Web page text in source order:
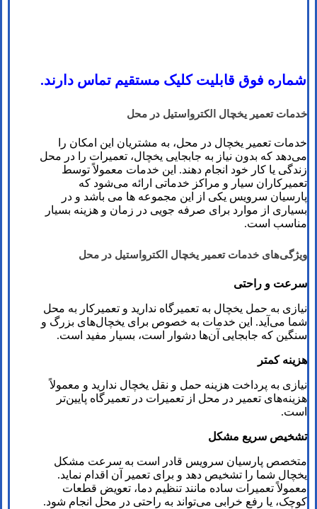
شماره فوق قابلیت کلیک مستقیم تماس دارند.
خدمات تعمیر یخچال الکترواستیل در محل
خدمات تعمیر یخچال در محل، به مشتریان این امکان را
می‌دهد که بدون نیاز به جابجایی یخچال، تعمیرات را در محل
زندگی یا کار خود انجام دهند. این خدمات معمولاً توسط
تعمیرکاران سیار و مراکز خدماتی ارائه می‌شود که
پارسیان سرویس یکی از این مجموعه ها می باشد و در
بسیاری از موارد برای صرفه‌ جویی در زمان و هزینه بسیار
مناسب است.
ویژگی‌های خدمات تعمیر یخچال الکترواستیل در محل
سرعت و راحتی
نیازی به حمل یخچال به تعمیرگاه ندارید و تعمیرکار به محل
شما می‌آید. این خدمات به خصوص برای یخچال‌های بزرگ و
سنگین که جابجایی آن‌ها دشوار است، بسیار مفید است.
هزینه کمتر
نیازی به پرداخت هزینه‌ حمل و نقل یخچال ندارید و معمولاً
هزینه‌های تعمیر در محل از تعمیرات در تعمیرگاه پایین‌تر
است.
تشخیص سریع مشکل
متخصص پارسیان سرویس قادر است به سرعت مشکل
یخچال شما را تشخیص دهد و برای تعمیر آن اقدام نماید.
معمولاً تعمیرات ساده مانند تنظیم دما، تعویض قطعات
کوچک، یا رفع خرابی‌ می‌تواند به راحتی در محل انجام شود.